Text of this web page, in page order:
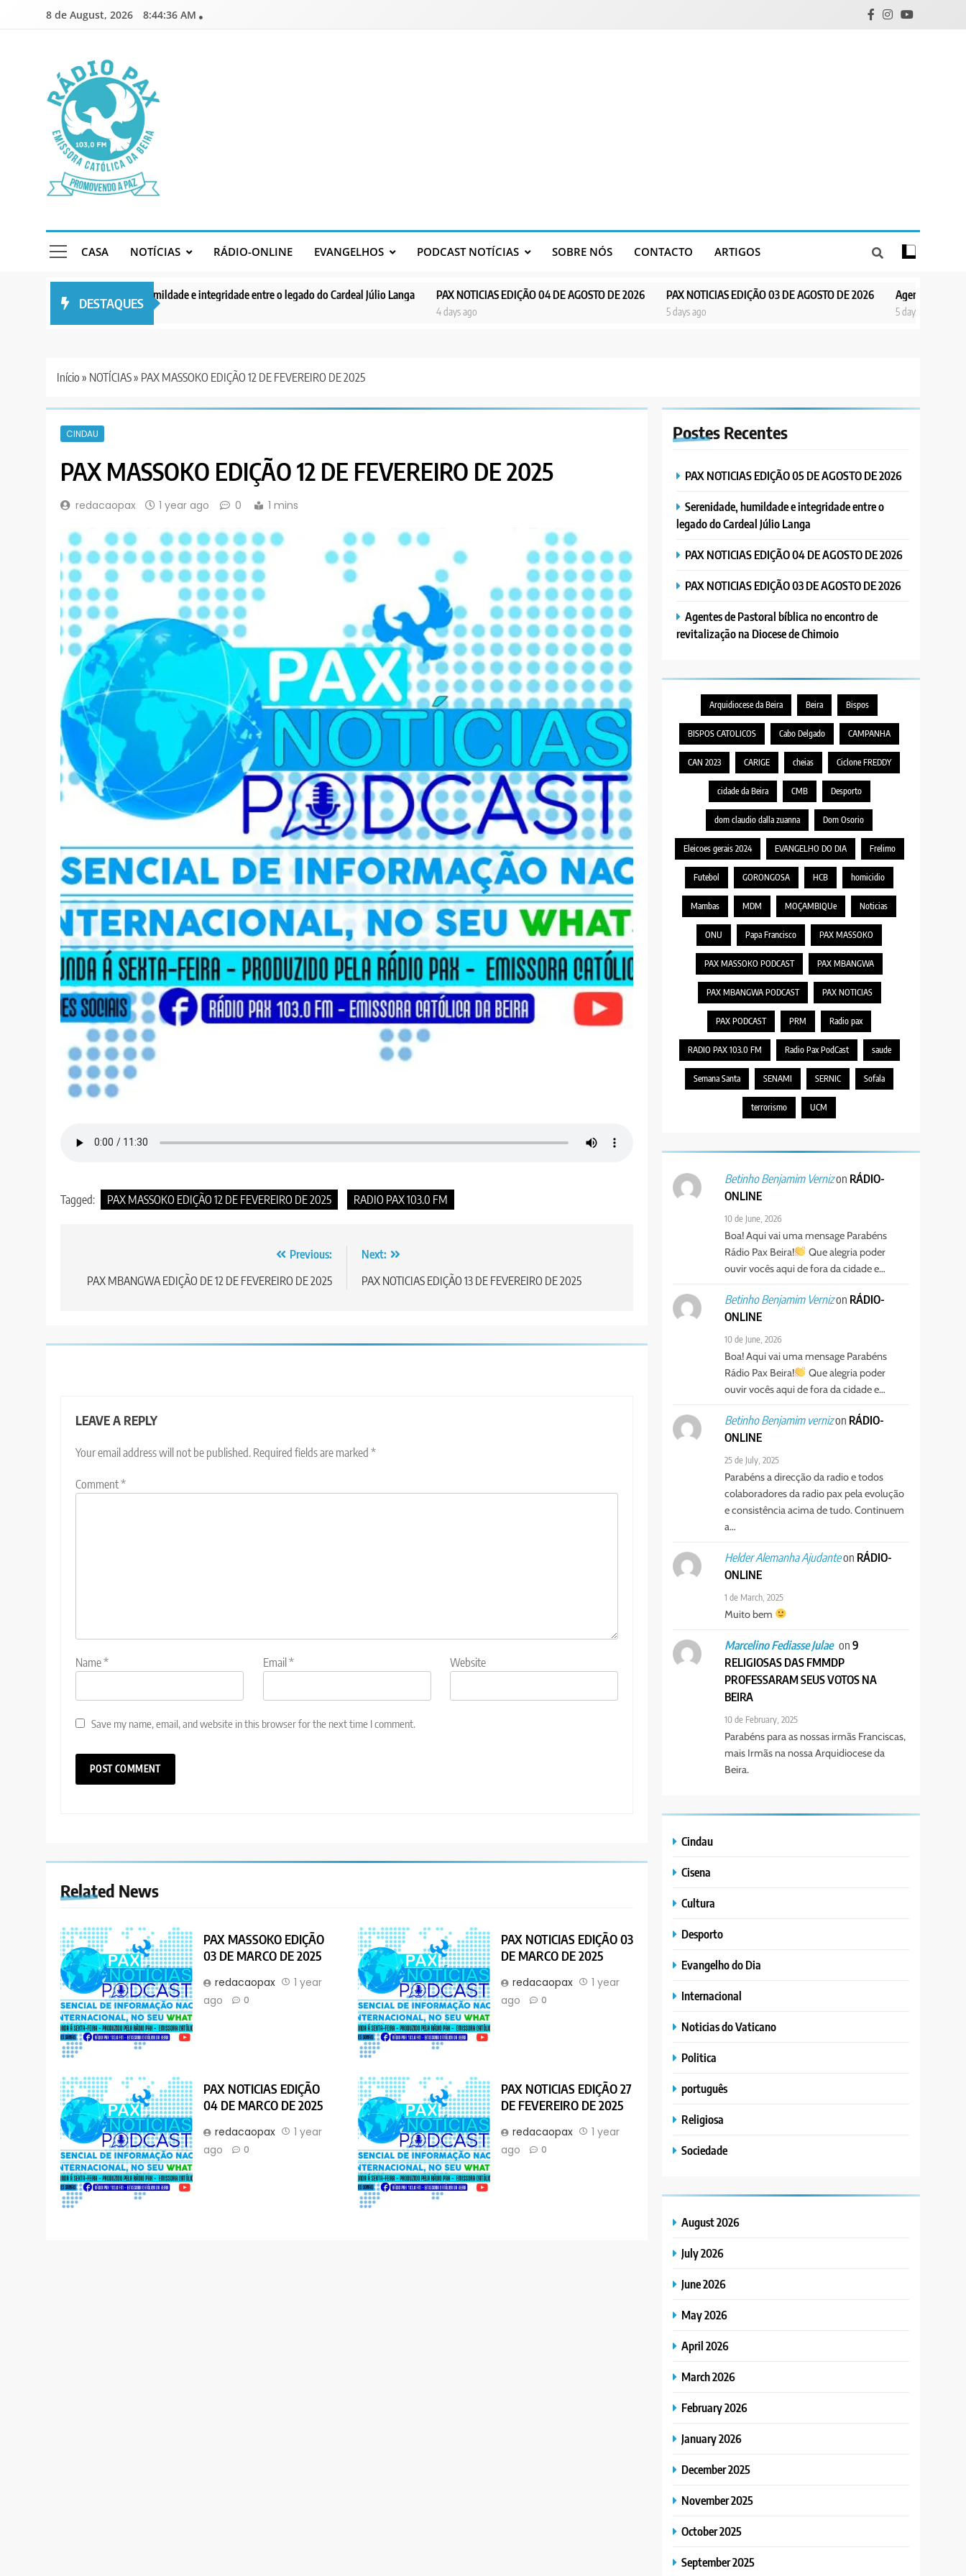
8 de August, 2026 8:44:37 AM
Rádio Pax
CASA NOTÍCIAS RÁDIO-ONLINE EVANGELHOS PODCAST NOTÍCIAS SOBRE NÓS CONTACTO ARTIGOS
DESTAQUES
Serenidade, humildade e integridade entre o legado do Cardeal Júlio Langa PAX NOTICIAS EDIÇÃO 04 DE AGOSTO DE 2026 PAX NOTICIAS EDIÇÃO 03 DE AGOSTO DE 2026 Agentes de Pastoral bíblica no
Início » NOTÍCIAS» PAX MASSOKO EDIÇÃO 12 DE FEVEREIRO DE 2025
CINDAU
PAX MASSOKO EDIÇÃO 12 DE FEVEREIRO DE 2025
redacaopax 1 year ago 0 1 mins
Tagged: PAX MASSOKO EDIÇÃO 12 DE FEVEREIRO DE 2025 RADIO PAX 103.0 FM
navigation
Previous:
PAX MBANGWA EDIÇÃO DE 12 DE FEVEREIRO DE 2025
Next:
PAX NOTICIAS EDIÇÃO 13 DE FEVEREIRO DE 2025
LEAVE A REPLY
Your email address will not be published. Required fields are marked *
Comment*
Name* Email * Website
Save my name, email, and website in this browser for the next time I comment.
Related News
PAX MASSOKO EDIÇÃO
03 DE MARCO DE 2025
redacaopax
1 year
ago
0
PAX NOTICIAS EDIÇÃO 03
DE MARCO DE 2025
redacaopax
1 year
ago
0
PAX NOTICIAS EDIÇÃO
04 DE MARCO DE 2025
redacaopax
1 year
ago
0
PAX NOTICIAS EDIÇÃO 27
DE FEVEREIRO DE 2025
redacaopax
1 year
ago
0
Postes Recentes
PAX NOTICIAS EDIÇÃO 05 DE AGOSTO DE 2026
Serenidade, humildade e integridade entre o
legado do Cardeal Júlio Langa
PAX NOTICIAS EDIÇÃO 04 DE AGOSTO DE 2026
PAX NOTICIAS EDIÇÃO 03 DE AGOSTO DE 2026
Agentes de Pastoral bíblica no encontro de
revitalização na Diocese de Chimoio
Arquidiocese da Beira Beira Bispos
BISPOS CATOLICOS Cabo Delgado CAMPANHA
CAN 2023 CARIGE cheias Ciclone FREDDY
cidade da Beira CMB Desporto
dom claudio dalla zuanna Dom Osorio
Eleicoes gerais 2024 EVANGELHO DO DIA Frelimo
Futebol GORONGOSA HCB homicidio
Mambas MDM MOÇAMBIQUe Noticias
ONU Papa Francisco PAX MASSOKO
PAX MASSOKO PODCAST PAX MBANGWA
PAX MBANGWA PODCAST PAX NOTICIAS
PAX PODCAST PRM Radio pax
RADIO PAX 103.0 FM Radio Pax PodCast saude
Semana Santa SENAMI SERNIC Sofala
terrorismo UCM
Betinho Benjamim Vernizon RÁDIO-
ONLINE
10 de June, 2026
Boa! Aqui vai uma mensage Parabéns
Rádio Pax Beira!
Que alegria poder
ouvir vocês aqui de fora da cidade e…
Betinho Benjamim Vernizon RÁDIO-
ONLINE
10 de June, 2026
Boa! Aqui vai uma mensage Parabéns
Rádio Pax Beira!
Que alegria poder
ouvir vocês aqui de fora da cidade e…
Betinho Benjamim vernizon RÁDIO-
ONLINE
25 de July, 2025
Parabéns a direcção da radio e todos
colaboradores da radio pax pela evolução
e consistência acima de tudo. Continuem
a…
Helder Alemanha Ajudanteon RÁDIO-
ONLINE
1 de March, 2025
Muito bem
Marcelino Fediasse Julae on9
RELIGIOSAS DAS FMMDP
PROFESSARAM SEUS VOTOS NA
BEIRA
10 de February, 2025
Parabéns para as nossas irmãs Franciscas,
mais Irmãs na nossa Arquidiocese da
Beira.
Cindau
Cisena
Cultura
Desporto
Evangelho do Dia
Internacional
Noticias do Vaticano
Politica
português
Religiosa
Sociedade
August 2026
July 2026
June 2026
May 2026
April 2026
March 2026
February 2026
January 2026
December 2025
November 2025
October 2025
September 2025